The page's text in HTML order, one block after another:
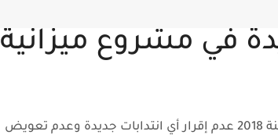
في مشروع ميزانية
ستواصل الحكومة التونسية في مشروع ميزانية الدولة لسنة 2018 عدم إقرار أي انتدابات جديدة وعدم تعويض